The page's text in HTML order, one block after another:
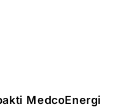
MedcoEnergi